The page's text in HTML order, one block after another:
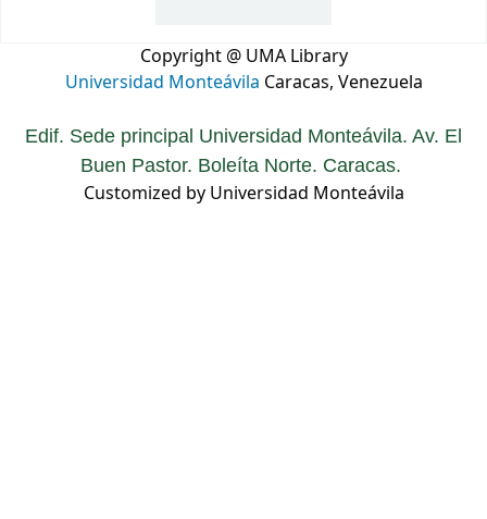
Copyright @ UMA Library
Universidad Monteávila Caracas, Venezuela
Edif. Sede principal Universidad Monteávila. Av. El
Buen Pastor. Boleíta Norte. Caracas.
Customized by Universidad Monteávila